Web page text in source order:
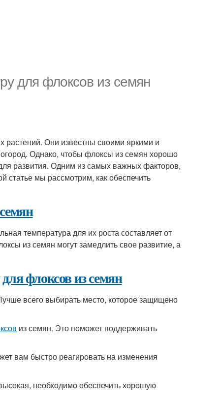
для флоксов из семян
растений. Они известны своими яркими и
Однако, чтобы флоксы из семян хорошо
развития. Одним из самых важных факторов,
статье мы рассмотрим, как обеспечить
температура для их роста составляет от
из семян могут замедлить свое развитие, а
для флоксов из семян
всего выбирать место, которое защищено
из семян. Это поможет поддерживать
вам быстро реагировать на изменения
необходимо обеспечить хорошую